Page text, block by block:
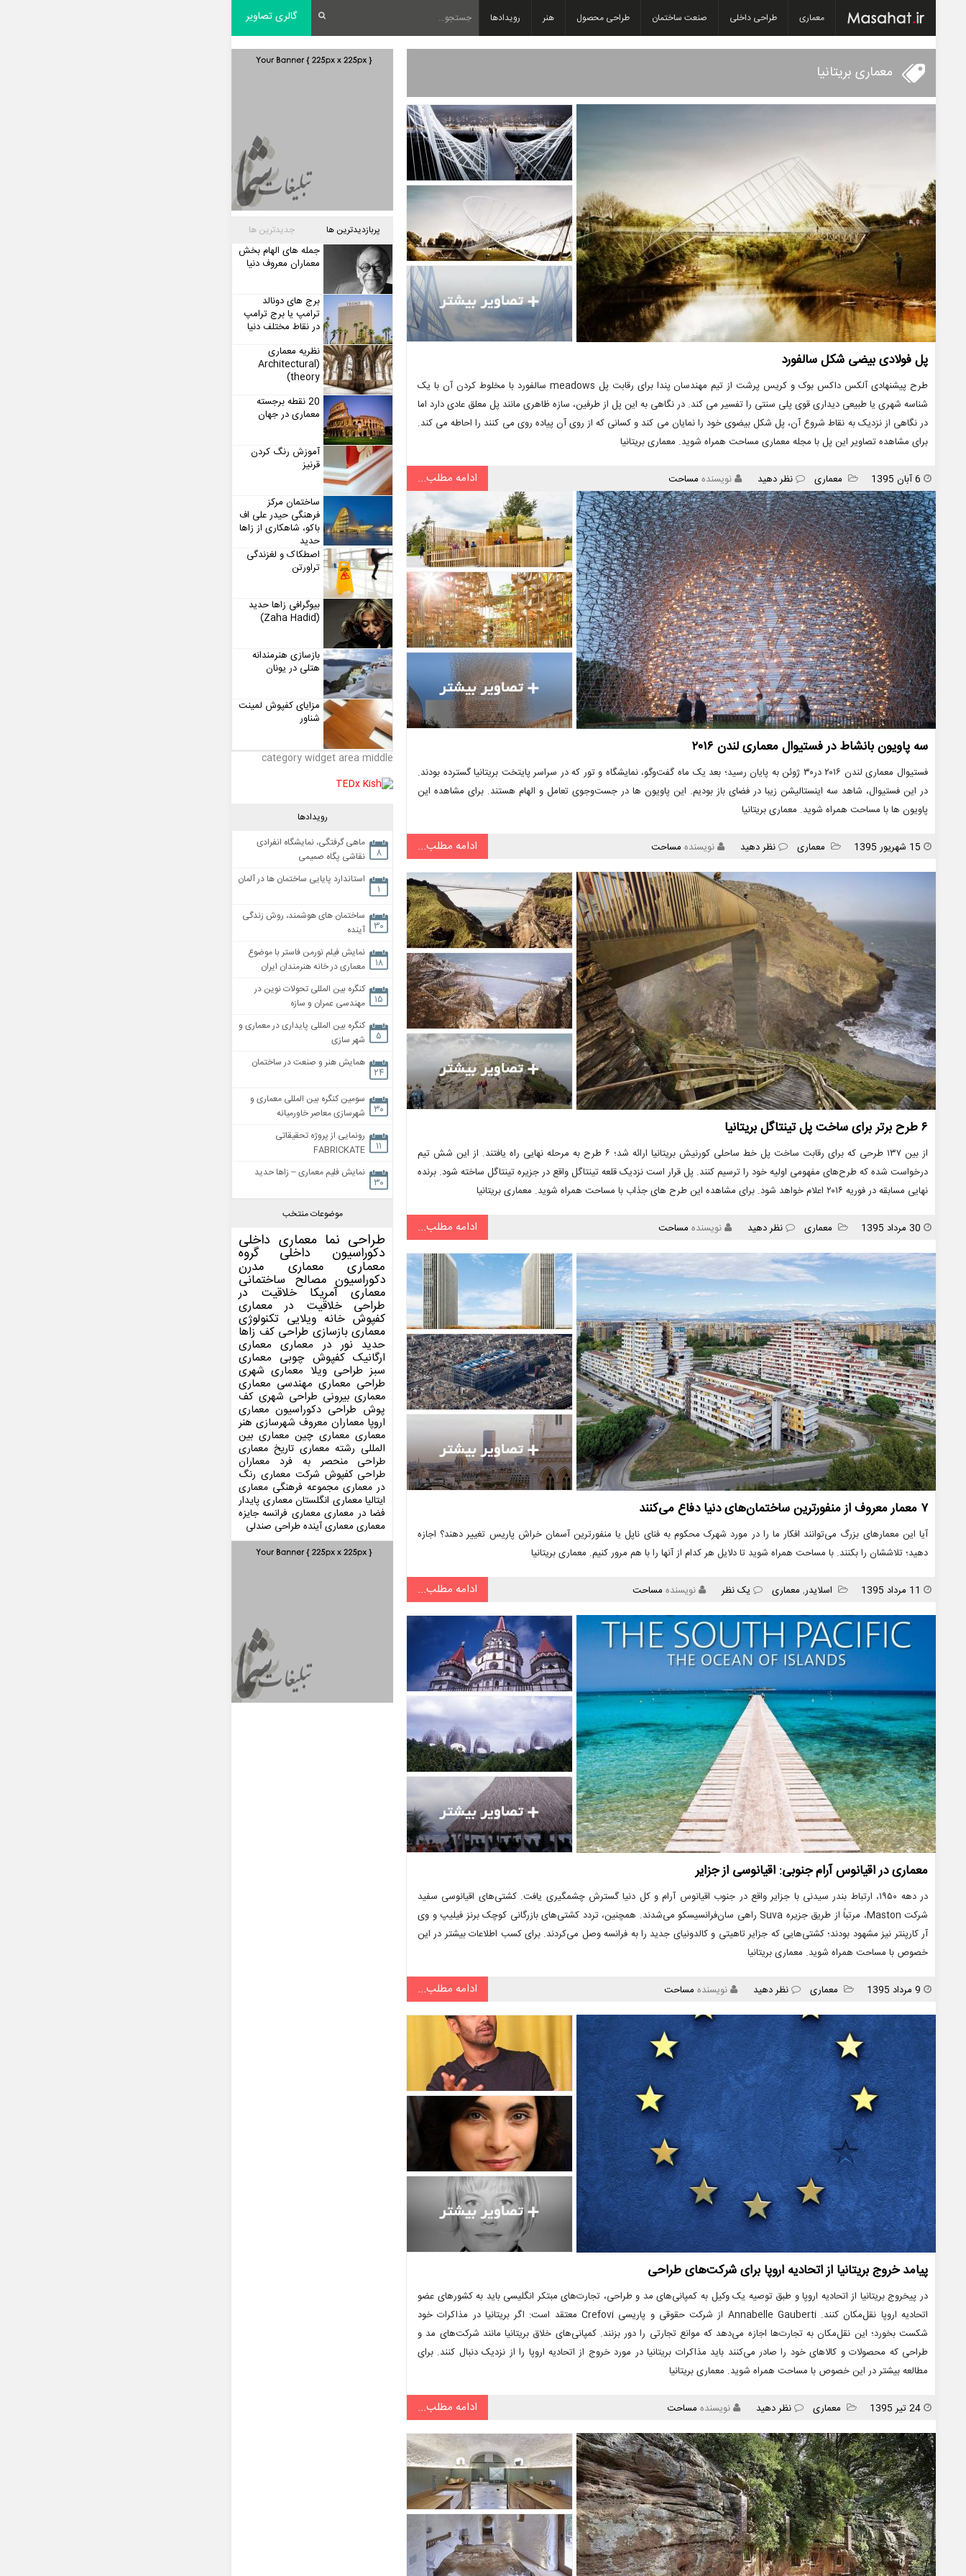
معماری طراحی داخلی صنعت ساختمان طراحی محصول هنر رویدادها گالری تصاویر
معماری بریتانیا
پل فولادی بیضی شکل سالفورد
طرح پیشنهادی آلکس داکس بوک و کریس پرشت از تیم مهندسان پندا برای رقابت پل meadows سالفورد با مخلوط کردن آن با یک
شناسه شهری یا طبیعی دیداری قوی پلی سنتی را تفسیر می کند. در نگاهی به این پل از طرفین، سازه ظاهری مانند پل معلق عادی دارد اما
در نگاهی از نزدیک به نقاط شروع آن، پل شکل بیضوی خود را نمایان می کند و کسانی که از روی آن پیاده روی می کنند را احاطه می کند.
برای مشاهده تصاویر این پل با مجله معماری مساحت همراه شوید. معماری بریتانیا
انتشار
6 آبان 1395
دسته
ها
معماری نظر دهید نویسنده مساحت ادامه مطلب...
سه پاویون بانشاط در فستیوال معماری لندن ۲۰۱۶
فستیوال معماری لندن ۲۰۱۶ در۳۰ ژوئن به پایان رسید؛ بعد یک ماه گفت‌وگو، نمایشگاه و تور که در سراسر پایتخت بریتانیا گسترده بودند.
در این فستیوال، شاهد سه اینستالیشن زیبا در فضای باز بودیم. این پاویون ها در جست‌وجوی تعامل و الهام هستند. برای مشاهده این
پاویون ها با مساحت همراه شوید. معماری بریتانیا
انتشار
15 شهریور 1395
دسته
ها
معماری نظر دهید نویسنده مساحت ادامه مطلب...
۶ طرح برتر برای ساخت پل تینتاگل بریتانیا
از بین ۱۳۷ طرحی که برای رقابت ساخت پل خط ساحلی کورنیش بریتانیا ارائه شد؛ ۶ طرح به مرحله نهایی راه یافتند. از این شش تیم
درخواست شده که طرح‌های مفهومی اولیه خود را ترسیم کنند. پل قرار است نزدیک قلعه تینتاگل واقع در جزیره تینتاگل ساخته شود. برنده
نهایی مسابقه در فوریه ۲۰۱۶ اعلام خواهد شود. برای مشاهده این طرح های جذاب با مساحت همراه شوید. معماری بریتانیا
انتشار
30 مرداد 1395
دسته
ها
معماری نظر دهید نویسنده مساحت ادامه مطلب...
۷ معمار معروف از منفورترین ساختمان‌های دنیا دفاع می‌کنند
آیا این معمارهای بزرگ می‌توانند افکار ما را در مورد شهرک محکوم به فنای ناپل یا منفورترین آسمان خراش پاریس تغییر دهند؟ اجازه
دهید؛ تلاششان را بکنند. با مساحت همراه شوید تا دلایل هر کدام از آنها را با هم مرور کنیم. معماری بریتانیا
انتشار
11 مرداد 1395
دسته
ها
اسلایدر, معماری یک نظر نویسنده مساحت ادامه مطلب...
معماری در اقیانوس آرام جنوبی: اقیانوسی از جزایر
در دهه ۱۹۵۰، ارتباط بندر سیدنی با جزایر واقع در جنوب اقیانوس آرام و کل دنیا گسترش چشمگیری یافت. کشتی‌های اقیانوسی سفید
شرکت Maston، مرتباً از طریق جزیره Suva راهی سان‌فرانسیسکو می‌شدند. همچنین، تردد کشتی‌های بازرگانی کوچک برنز فیلیپ و وی
آر کارپنتر نیز مشهود بودند؛ کشتی‌هایی که جزایر تاهیتی و کالدونیای جدید را به فرانسه وصل می‌کردند. برای کسب اطلاعات بیشتر در این
خصوص با مساحت همراه شوید. معماری بریتانیا
انتشار
9 مرداد 1395
دسته
ها
معماری نظر دهید نویسنده مساحت ادامه مطلب...
پیامد خروج بریتانیا از اتحادیه اروپا برای شرکت‌های طراحی
در پیخروج بریتانیا از اتحادیه اروپا و طبق توصیه یک وکیل به کمپانی‌های مد و طراحی، تجارت‌های مبتکر انگلیسی باید به کشورهای عضو
اتحادیه اروپا نقل‌مکان کنند. Annabelle Gauberti از شرکت حقوقی و پاریسی Crefovi معتقد است: اگر بریتانیا در مذاکرات خود
شکست بخورد؛ این نقل‌مکان به تجارت‌ها اجازه می‌دهد که موانع تجارتی را دور بزنند. کمپانی‌های خلاق بریتانیا مانند شرکت‌های مد و
طراحی که محصولات و کالاهای خود را صادر می‌کنند باید مذاکرات بریتانیا در مورد خروج از اتحادیه اروپا را از نزدیک دنبال کنند. برای
مطالعه بیشتر در این خصوص با مساحت همراه شوید. معماری بریتانیا
انتشار
24 تیر 1395
دسته
ها
معماری نظر دهید نویسنده مساحت ادامه مطلب...
پربازدیدترین ها جدیدترین ها
جمله های الهام بخش
معماران معروف دنیا
برج های دونالد
ترامپ یا برج ترامپ
در نقاط مختلف دنیا
نظریه معماری
(Architectural
theory)
20 نقطه برجسته
معماری در جهان
آموزش رنگ کردن
قرنیز
ساختمان مرکز
فرهنگی حیدر علی اف
باکو، شاهکاری از زاها
حدید
اصطکاک و لغزندگی
تراورتن
بیوگرافی زاها حدید
(Zaha Hadid)
بازسازی هنرمندانه
هتلی در یونان
مزایای کفپوش لمینت
شناور
category widget area middle
رویدادها
۸
ماهی گرفتگی، نمایشگاه انفرادی
نقاشی پگاه صمیمی
۱
استاندارد پایایی ساختمان ها در آلمان
۳۰
ساختمان های هوشمند، روش زندگی
آینده
۱۸
نمایش فیلم نورمن فاستر با موضوع
معماری در خانه هنرمندان ایران
۱۵
کنگره بین المللی تحولات نوین در
مهندسی عمران و سازه
۵
کنگره بین المللی پایداری در معماری و
شهر سازی
۲۴
همایش هنر و صنعت در ساختمان
۳۰
سومین کنگره بین المللی معماری و
شهرسازی معاصر خاورمیانه
۱۱
رونمایی از پروژه تحقیقاتی
FABRICKATE
۳۰
نمایش فلیم معماری – زاها حدید
موضوعات منتخب
طراحی نما معماری داخلی
دکوراسیون داخلی گروه
معماری معماری مدرن
دکوراسیون مصالح ساختمانی
معماری آمریکا خلاقیت در
طراحی خلاقیت در معماری
کفپوش خانه ویلایی تکنولوژی
معماری بازسازی طراحی کف زاها
حدید نور در معماری معماری
ارگانیک کفپوش چوبی معماری
سبز طراحی ویلا معماری شهری
طراحی معماری مهندسی معماری
معماری بیرونی طراحی شهری کف
پوش طراحی دکوراسیون معماری
اروپا معماران معروف شهرسازی هنر
معماری معماری چین معماری بین
المللی رشته معماری تاریخ معماری
طراحی منحصر به فرد معماران
طراحی کفپوش شرکت معماری رنگ
در معماری مجموعه فرهنگی معماری
ایتالیا معماری انگلستان معماری پایدار
فضا در معماری معماری فرانسه جایزه
معماریمعماری آیندهطراحی صندلی